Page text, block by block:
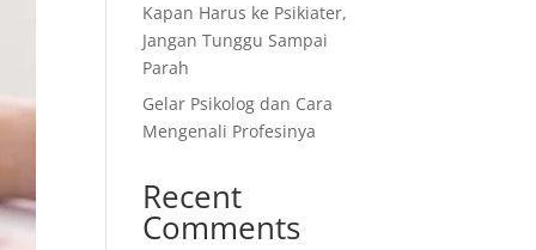
Kapan Harus ke Psikiater,
Jangan Tunggu Sampai
Parah
Gelar Psikolog dan Cara
Mengenali Profesinya
Recent
Comments